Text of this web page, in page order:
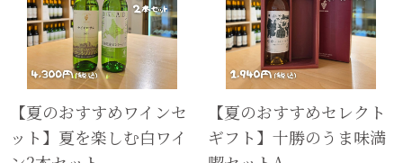
【夏のおすすめワインセ
ット】夏を楽しむ白ワイ
【夏のおすすめセレクト
ギフト】十勝のうま味満